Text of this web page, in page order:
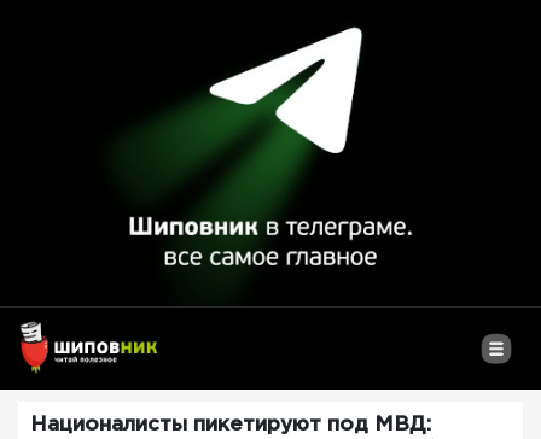
Националисты пикетируют под МВД: